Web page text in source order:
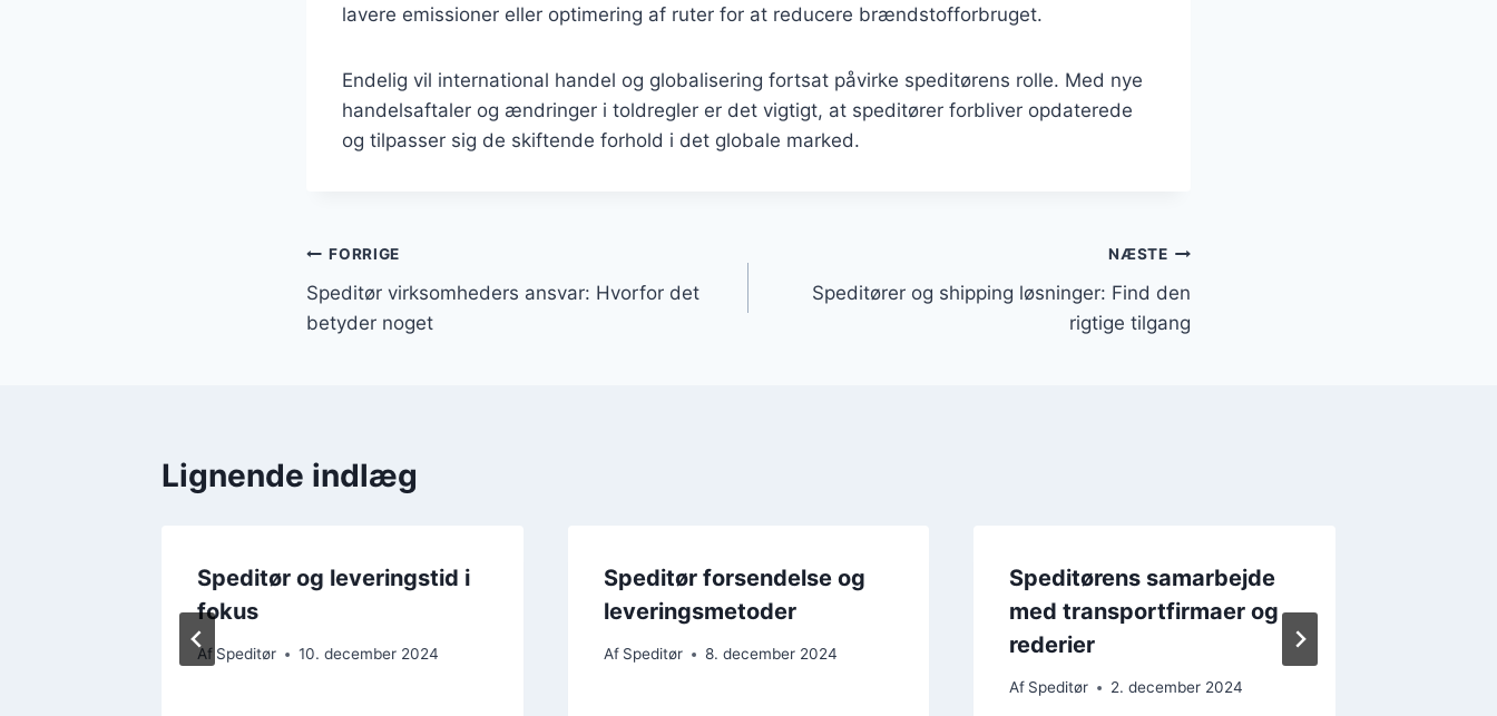
lavere emissioner eller optimering af ruter for at reducere brændstofforbruget.
Endelig vil international handel og globalisering fortsat påvirke speditørens rolle. Med nye
handelsaftaler og ændringer i toldregler er det vigtigt, at speditører forbliver opdaterede
og tilpasser sig de skiftende forhold i det globale marked.
Indlægsnavigation
FORRIGE
Speditør virksomheders ansvar: Hvorfor det
betyder noget
NÆSTE
Speditører og shipping løsninger: Find den
rigtige tilgang
Lignende indlæg
Speditør og leveringstid i
fokus
Af Speditør 10. december 2024
Speditør forsendelse og
leveringsmetoder
Af Speditør 8. december 2024
Speditørens samarbejde
med transportfirmaer og
rederier
Af Speditør 2. december 2024